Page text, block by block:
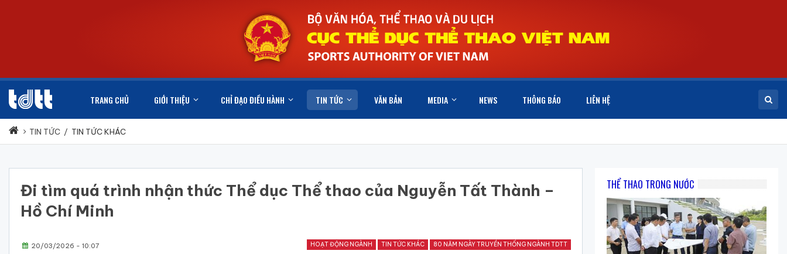
TRANG CHỦ GIỚI THIỆU CHỈ ĐẠO ĐIỀU HÀNH TIN TỨC VĂN BẢN MEDIA NEWS THÔNG BÁO LIÊN HỆ
TIN TỨC / TIN TỨC KHÁC
Đi tìm quá trình nhận thức Thể dục Thể thao của Nguyễn Tất Thành –
Hồ Chí Minh
HOẠT ĐỘNG NGÀNH TIN TỨC KHÁC 80 NĂM NGÀY TRUYỀN THỐNG NGÀNH TDTT
20/03/2026 - 10:07
THỂ THAO TRONG NƯỚC